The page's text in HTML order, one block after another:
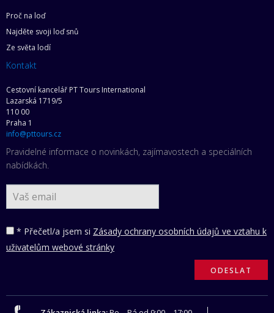
Proč na loď
Najděte svoji loď snů
Ze světa lodí
Kontakt
Cestovní kancelář PT Tours International
Lazarská 1719/5
110 00
Praha 1
info@pttours.cz
Pravidelné informace o novinkách, zajímavostech a speciálních
nabídkách.
* Přečetl/a jsem si Zásady ochrany osobních údajů ve vztahu k
uživatelům webové stránky